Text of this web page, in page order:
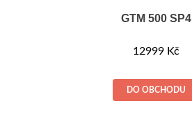
GTM 500 SP4
12999 Kč
DO OBCHODU